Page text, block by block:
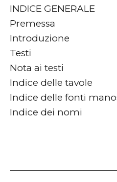
INDICE GENERALE
Premessa
Introduzione
Testi
Nota ai testi
Indice delle tavole
Indice delle fonti
Indice dei nomi